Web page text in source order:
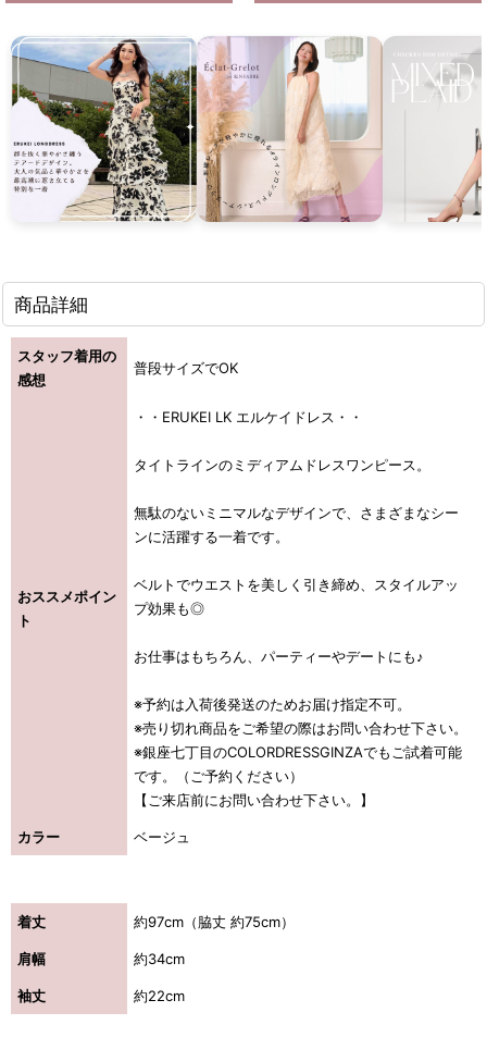
商品詳細
スタッフ着用の
感想
普段サイズでOK
おススメポイン
ト
・・ERUKEI LK エルケイドレス・・
タイトラインのミディアムドレスワンピース。
無駄のないミニマルなデザインで、さまざまなシー
ンに活躍する一着です。
ベルトでウエストを美しく引き締め、スタイルアッ
プ効果も◎
お仕事はもちろん、パーティーやデートにも♪
※予約は入荷後発送のためお届け指定不可。
※売り切れ商品をご希望の際はお問い合わせ下さい。
※銀座七丁目のCOLORDRESSGINZAでもご試着可能
です。（ご予約ください）
【ご来店前にお問い合わせ下さい。】
カラー ベージュ
着丈 約97cm（脇丈 約75cm）
肩幅 約34cm
袖丈 約22cm